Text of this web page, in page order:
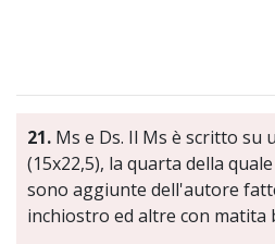
21. Ms e Ds. Il Ms è scritto su
(15x22,5), la quarta della
sono aggiunte dell'autore
inchiostro ed altre con matita